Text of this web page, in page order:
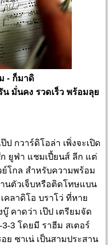
- ก็มาดิ
น มั่นคง รวดเร็ว พร้อมลุย
วาร์ดิโอล่า เพิ่งจะเปิด
ก ยูฟ่า แชมเปี้ยนส์ ลีก แต่
ย์โกล สำหรับความพร้อม
นตัวเจ็บหรือติดโทษแบน
คลาดิโอ บราโว่ ที่หาย
คาดว่า เป๊ป เตรียมจัด
3 โดยมี ราฮีม สเตอร์
ย ซาเน่ เป็นสามประสาน